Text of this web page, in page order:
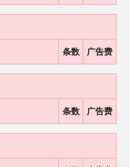
条数 广告费
条数 广告费